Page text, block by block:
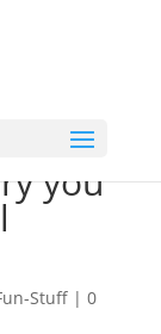
you
Stuff| 0